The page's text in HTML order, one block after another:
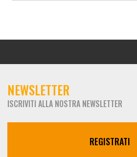
NEWSLETTER
ISCRIVITI ALLA NOSTRA NEWSLETTER
REGISTRATI